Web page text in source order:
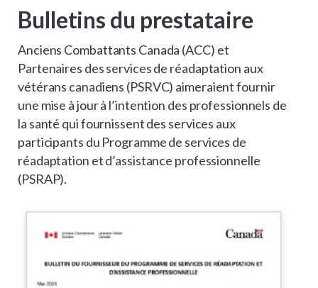
Bulletins du prestataire
Anciens Combattants Canada (ACC) et
Partenaires des services de réadaptation aux
vétérans canadiens (PSRVC) aimeraient fournir
une mise à jour à l’intention des professionnels de
la santé qui fournissent des services aux
participants du Programme de services de
réadaptation et d’assistance professionnelle
(PSRAP).